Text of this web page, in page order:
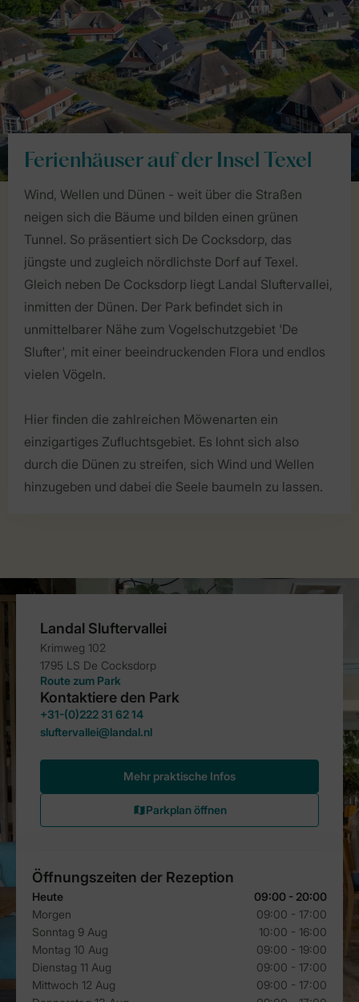
Ferienhäuser auf der Insel Texel
Wind, Wellen und Dünen - weit über die Straßen
neigen sich die Bäume und bilden einen grünen
Tunnel. So präsentiert sich De Cocksdorp, das
jüngste und zugleich nördlichste Dorf auf Texel.
Gleich neben De Cocksdorp liegt Landal Sluftervallei,
inmitten der Dünen. Der Park befindet sich in
unmittelbarer Nähe zum Vogelschutzgebiet 'De
Slufter', mit einer beeindruckenden Flora und endlos
vielen Vögeln.
Hier finden die zahlreichen Möwenarten ein
einzigartiges Zufluchtsgebiet. Es lohnt sich also
durch die Dünen zu streifen, sich Wind und Wellen
hinzugeben und dabei die Seele baumeln zu lassen.